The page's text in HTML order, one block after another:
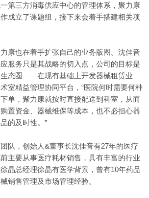
第三方消毒供应中心的管理体系，聚力康
成立了课题组，接下来会着手搭建相关项
康也在着手扩张自己的业务版图。沈佳音
服务只是其战略的切入点，公司的目标是
态圈——在现有基础上开发器械租赁业
室精益管理协同平台，“医院何时需要何种
单，聚力康就按时直接配送到科室，从而
置资金、器械维保等成本，也不必担心器
的及时性。”
队，创始人&董事长沈佳音有27年的医疗
主要从事医疗耗材销售，具有丰富的行业
晶总经理徐晶有医学背景，曾有10年药品
销售管理及市场管理经验。